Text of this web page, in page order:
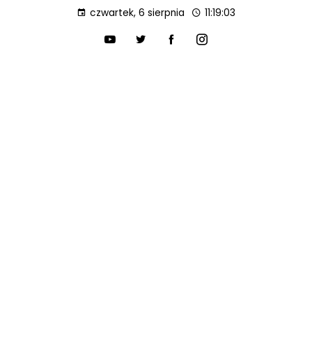
czwartek, 6 sierpnia 11:19:04